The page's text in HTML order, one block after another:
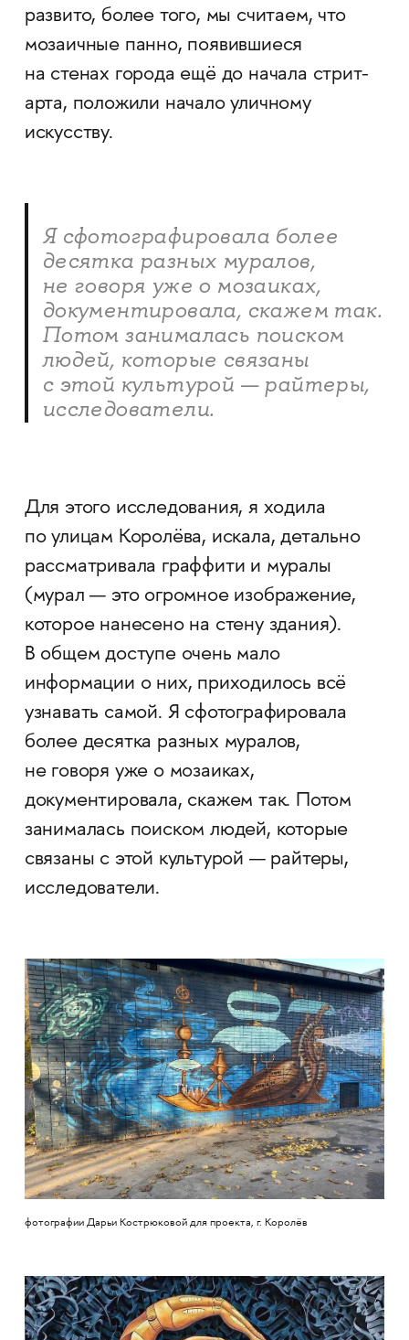
развито, более того, мы считаем, что
мозаичные панно, появившиеся
на стенах города ещё до начала стрит-
арта, положили начало уличному
искусству.
Я сфотографировала более
десятка разных муралов,
не говоря уже о мозаиках,
документировала, скажем так.
Потом занималась поиском
людей, которые связаны
с этой культурой — райтеры,
исследователи.
Для этого исследования, я ходила
по улицам Королёва, искала, детально
рассматривала граффити и муралы
(мурал — это огромное изображение,
которое нанесено на стену здания).
В общем доступе очень мало
информации о них, приходилось всё
узнавать самой. Я сфотографировала
более десятка разных муралов,
не говоря уже о мозаиках,
документировала, скажем так. Потом
занималась поиском людей, которые
связаны с этой культурой — райтеры,
исследователи.
фотографии Дарьи Кострюковой для проекта, г. Королёв